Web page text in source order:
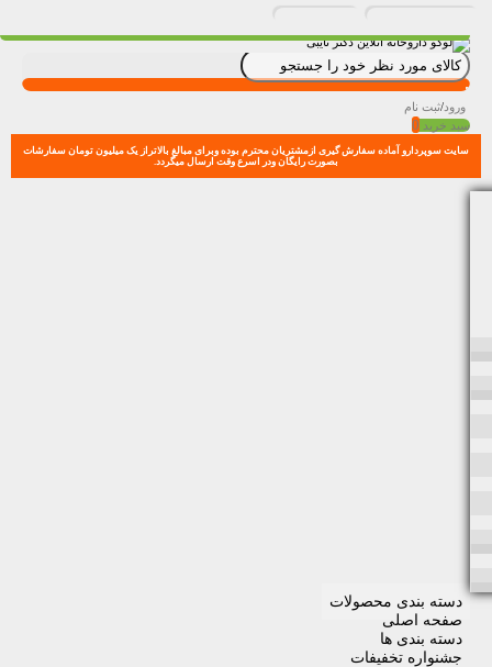
ورود/ثبت نام
سبد خرید 0
سایت سوپردارو آماده سفارش گیری ازمشتریان محترم بوده وبرای مبالغ بالاتراز یک میلیون تومان سفارشات
بصورت رایگان ودر اسرع وقت ارسال میگردد.
دسته بندی محصولات
صفحه اصلی
دسته بندی ها
جشنواره تخفیفات